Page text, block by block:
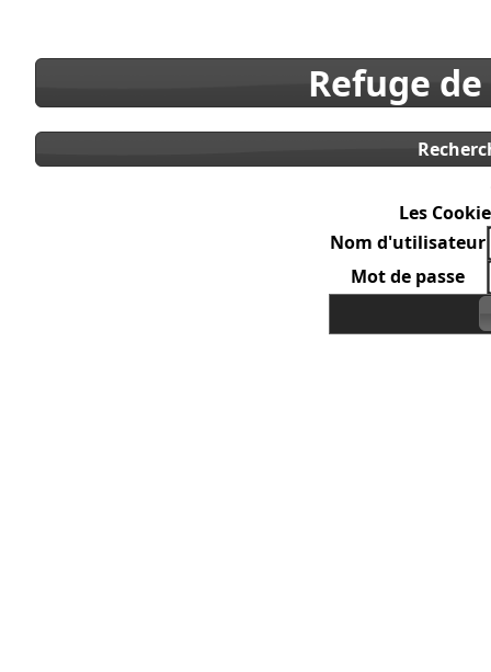
Refuge
Les
Nom d'utilisateur
Mot de passe